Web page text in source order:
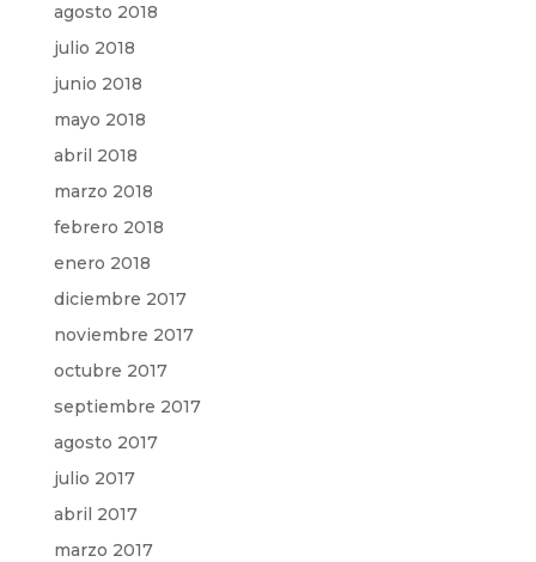
agosto 2018
julio 2018
junio 2018
mayo 2018
abril 2018
marzo 2018
febrero 2018
enero 2018
diciembre 2017
noviembre 2017
octubre 2017
septiembre 2017
agosto 2017
julio 2017
abril 2017
marzo 2017